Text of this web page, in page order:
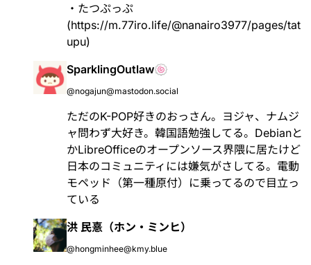
・たつぷっぷ
(https://m.77iro.life/@nanairo3977/pages/tat
upu)
SparklingOutlaw🍥
@nogajun@mastodon.social
ただのK-POP好きのおっさん。ヨジャ、ナムジ
ャ問わず大好き。韓国語勉強してる。Debianと
かLibreOfficeのオープンソース界隈に居たけど
日本のコミュニティには嫌気がさしてる。電動
モペッド（第一種原付）に乗ってるので目立っ
ている
洪 民憙（ホン・ミンヒ）
@hongminhee@kmy.blue